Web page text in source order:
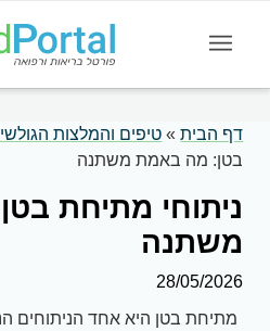
דף הבית» טיפים והמלצות
בטן: מה באמת משתנה
ניתוחי מתיחת
משתנה
28/05/2026
מתיחת בטן היא אחד הניתוחים